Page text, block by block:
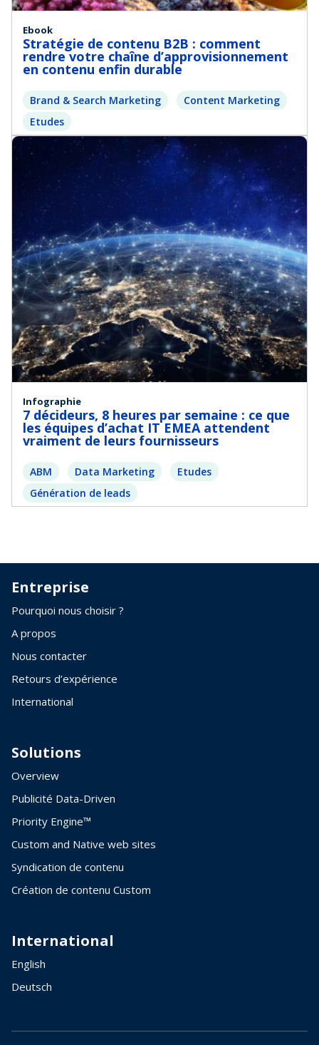
Ebook
Stratégie de contenu B2B : comment
rendre votre chaîne d’approvisionnement
en contenu enfin durable
Brand & Search Marketing
Content Marketing
Etudes
Infographie
7 décideurs, 8 heures par semaine : ce que
les équipes d’achat IT EMEA attendent
vraiment de leurs fournisseurs
ABM Data Marketing
Etudes
Génération de leads
Entreprise
Pourquoi nous choisir ?
A propos
Nous contacter
Retours d’expérience
International
Solutions
Overview
Publicité Data-Driven
Priority Engine™
Custom and Native web sites
Syndication de contenu
Création de contenu Custom
International
English
Deutsch